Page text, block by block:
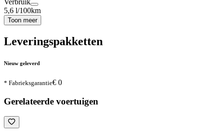
Verbruik
5,6 l/100km
Toon meer
Leveringspakketten
Nieuw geleverd
* Fabrieksgarantie€ 0
Gerelateerde voertuigen